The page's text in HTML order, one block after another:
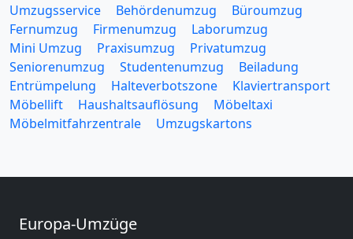
Umzugsservice Behördenumzug
Büroumzug
Fernumzug
Firmenumzug
Laborumzug
Mini Umzug
Praxisumzug
Privatumzug
Seniorenumzug
Studentenumzug
Beiladung
Entrümpelung
Halteverbotszone
Klaviertransport
Möbellift
Haushaltsauflösung
Möbeltaxi
Möbelmitfahrzentrale
Umzugskartons
Europa-Umzüge